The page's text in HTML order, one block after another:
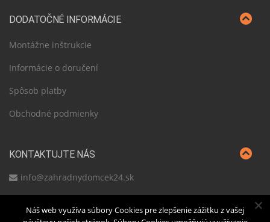
DODATOČNÉ INFORMÁCIE
Montážne inštrukcie
Informácie o doručení
Spôsob platby
Obchodné podmienky
KONTAKTUJTE NÁS
info@zahradnydomcek24.sk
Náš web využíva súbory Cookies pre zlepšenie zážitku z vašej